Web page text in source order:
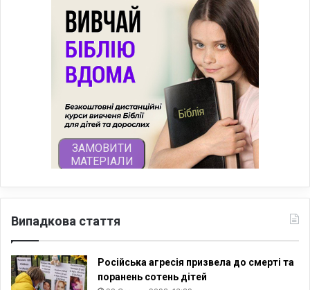
Випадкова стаття
Російська агресія призвела до смерті та
поранень сотень дітей